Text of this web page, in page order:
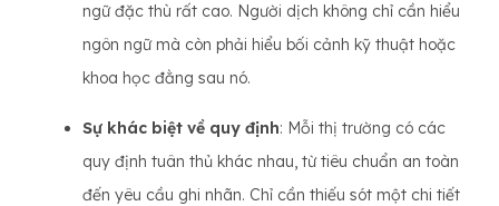
ngữ đặc thù rất cao. Người dịch không chỉ cần hiểu
ngôn ngữ mà còn phải hiểu bối cảnh kỹ thuật hoặc
khoa học đằng sau nó.
Sự khác biệt về quy định: Mỗi thị trường có các
quy định tuân thủ khác nhau, từ tiêu chuẩn an toàn
đến yêu cầu ghi nhãn. Chỉ cần thiếu sót một chi tiết